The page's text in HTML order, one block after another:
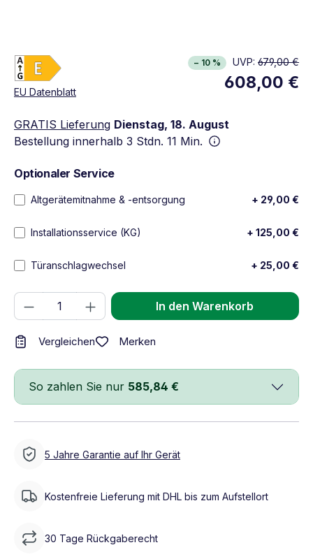
Vollständiges Energielabel anzeigen
Energieklasse E. Höchste bis niedrigste
EU DatenblattÖffnet in neuem Fenster
− 10 % UVP: 679,00 €
608,00 €
GRATIS Lieferung Dienstag, 18. August
Bestellung innerhalb 3 Stdn. 11 Min.
Optionaler Service
Altgerätemitnahme & -entsorgung + 29,00 €
Installationsservice (KG) + 125,00 €
Türanschlagwechsel + 25,00 €
Produkt Anzahl: Gib den gewünschten
In den Warenkorb
Vergleichen Merken
So zahlen Sie nur 585,84 €
5 Jahre Garantie auf Ihr Gerät
Kostenfreie Lieferung mit DHL bis zum Aufstellort
30 Tage Rückgaberecht